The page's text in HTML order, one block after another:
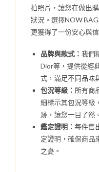
拍照片，讓您在做出
狀況。選擇NOW
更獲得了一份安心與信
品牌與款式：我們
Dior等，提供從經
式，滿足不同品味
包況等級： 所有商
細標示其包況等級
跡，讓您一目了然。
鑑定證明：每件售
定證明，確保商品
之憂。